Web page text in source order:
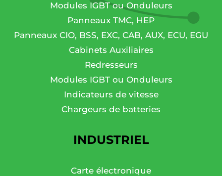
Modules IGBT ou Onduleurs
Panneaux TMC, HEP
Panneaux CIO, BSS, EXC, CAB, AUX, ECU, EGU
Cabinets Auxiliaires
Redresseurs
Modules IGBT ou Onduleurs
Indicateurs de vitesse
Chargeurs de batteries
INDUSTRIEL
Carte électronique